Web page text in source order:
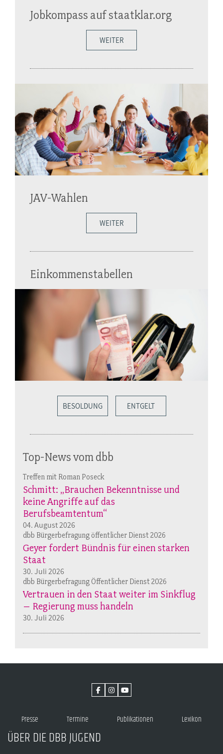
Jobkompass auf staatklar.org
WEITER
JAV-Wahlen
WEITER
Einkommenstabellen
BESOLDUNG ENTGELT
Top-News vom dbb
Treffen mit Roman Poseck
Schmitt: „Brauchen Bekenntnisse und
keine Angriffe auf das
Berufsbeamtentum“
04. August 2026
dbb Bürgerbefragung öffentlicher Dienst 2026
Geyer fordert Bündnis für einen starken
Staat
30. Juli 2026
dbb Bürgerbefragung Öffentlicher Dienst 2026
Vertrauen in den Staat weiter im Sinkflug
– Regierung muss handeln
30. Juli 2026
Presse Termine Publikationen Lexikon
ÜBER DIE DBB JUGEND